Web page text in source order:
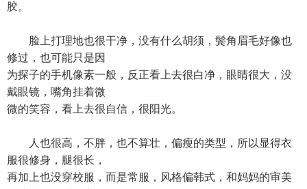
胶。
脸上打理地也很干净，没有什么胡须，鬓角眉毛好像也
修过，也可能只是因
为探子的手机像素一般，反正看上去很白净，眼睛很大，没
戴眼镜，嘴角挂着微
微的笑容，看上去很自信，很阳光。
人也很高，不胖，也不算壮，偏瘦的类型，所以显得衣
服很修身，腿很长，
再加上也没穿校服，而是常服，风格偏韩式，和妈妈的审美